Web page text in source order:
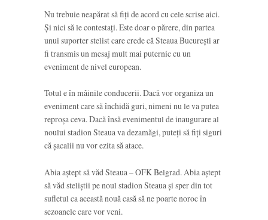
Nu trebuie neapărat să fiți de acord cu cele scrise aici.
Și nici să le contestați. Este doar o părere, din partea
unui suporter stelist care crede că Steaua București ar
fi transmis un mesaj mult mai puternic cu un
eveniment de nivel european.
Totul e în mâinile conducerii. Dacă vor organiza un
eveniment care să închidă guri, nimeni nu le va putea
reproșa ceva. Dacă însă evenimentul de inaugurare al
noului stadion Steaua va dezamăgi, puteți să fiți siguri
că șacalii nu vor ezita să atace.
Abia aștept să văd Steaua – OFK Belgrad. Abia aștept
să văd steliștii pe noul stadion Steaua și sper din tot
sufletul ca această nouă casă să ne poarte noroc în
sezoanele care vor veni.